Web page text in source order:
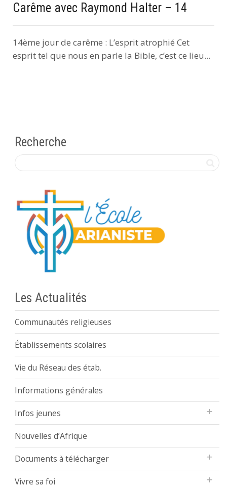
Carême avec Raymond Halter – 14
14ème jour de carême : L’esprit atrophié Cet
esprit tel que nous en parle la Bible, c’est ce lieu...
Recherche
Les Actualités
Communautés religieuses
Établissements scolaires
Vie du Réseau des étab.
Informations générales
Infos jeunes
Nouvelles d’Afrique
Documents à télécharger
Vivre sa foi